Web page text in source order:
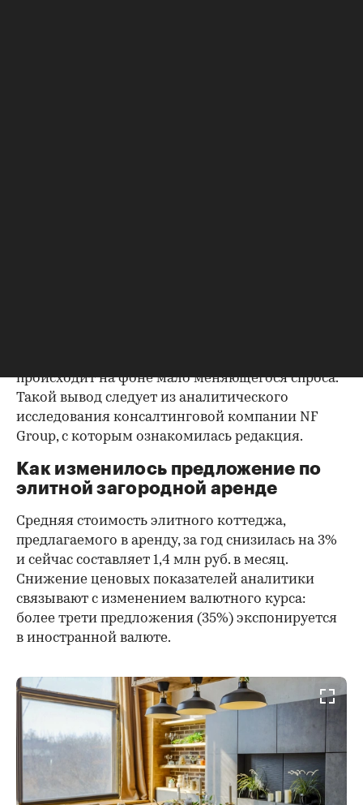
происходит на фоне мало меняющегося спроса.
Такой вывод следует из аналитического
исследования консалтинговой компании NF
Group, с которым ознакомилась редакция.
Как изменилось предложение по
элитной загородной аренде
Средняя стоимость элитного коттеджа,
предлагаемого в аренду, за год снизилась на 3%
и сейчас составляет 1,4 млн руб. в месяц.
Снижение ценовых показателей аналитики
связывают с изменением валютного курса:
более трети предложения (35%) экспонируется
в иностранной валюте.